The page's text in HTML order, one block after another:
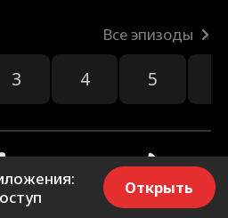
Все эпизоды
3 4 5
Поделиться
Открыть